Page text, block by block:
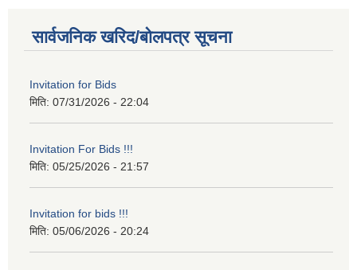
सार्वजनिक खरिद/बोलपत्र सूचना
Invitation for Bids
मिति: 07/31/2026 - 22:04
Invitation For Bids !!!
मिति: 05/25/2026 - 21:57
Invitation for bids !!!
मिति: 05/06/2026 - 20:24